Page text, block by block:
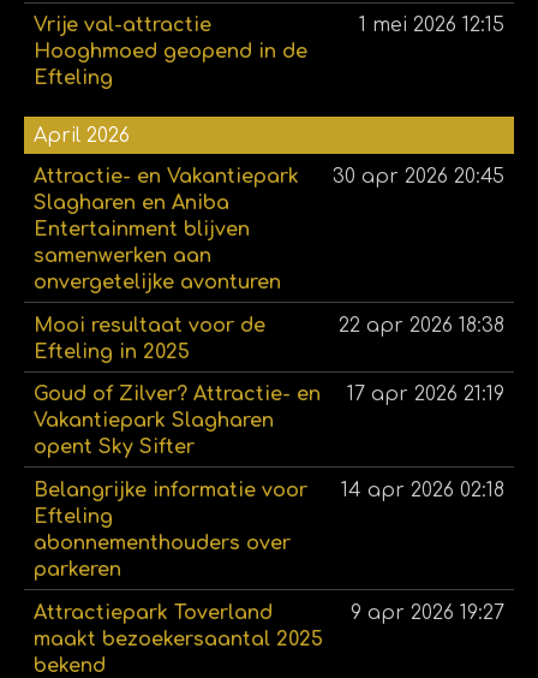
Vrije val-attractie
Hooghmoed geopend in de
Efteling
1 mei 2026 12:15
April 2026
Attractie- en Vakantiepark
Slagharen en Aniba
Entertainment blijven
samenwerken aan
onvergetelijke avonturen
30 apr 2026 20:45
Mooi resultaat voor de
Efteling in 2025
22 apr 2026 18:38
Goud of Zilver? Attractie- en
Vakantiepark Slagharen
opent Sky Sifter
17 apr 2026 21:19
Belangrijke informatie voor
Efteling
abonnementhouders over
parkeren
14 apr 2026 02:18
Attractiepark Toverland
maakt bezoekersaantal 2025
bekend
9 apr 2026 19:27